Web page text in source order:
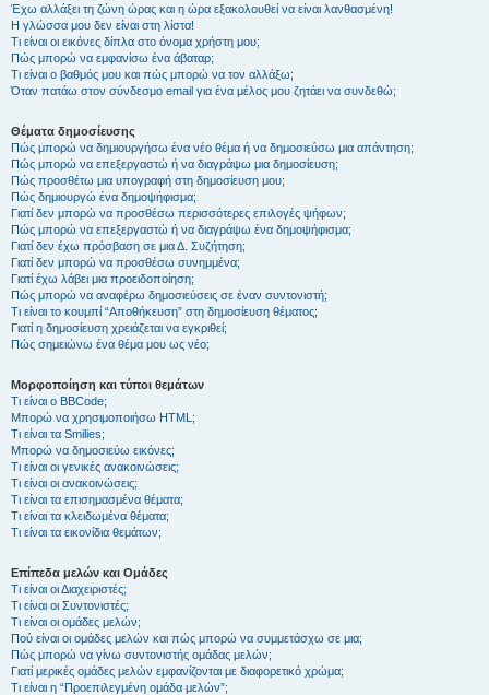
Έχω αλλάξει τη ζώνη ώρας και η ώρα εξακολουθεί να είναι λανθασμένη!
Η γλώσσα μου δεν είναι στη λίστα!
Τι είναι οι εικόνες δίπλα στο όνομα χρήστη μου;
Πώς μπορώ να εμφανίσω ένα άβαταρ;
Τι είναι ο βαθμός μου και πώς μπορώ να τον αλλάξω;
Όταν πατάω στον σύνδεσμο email για ένα μέλος μου ζητάει να συνδεθώ;
Θέματα δημοσίευσης
Πώς μπορώ να δημιουργήσω ένα νέο θέμα ή να δημοσιεύσω μια απάντηση;
Πώς μπορώ να επεξεργαστώ ή να διαγράψω μια δημοσίευση;
Πώς προσθέτω μια υπογραφή στη δημοσίευση μου;
Πώς δημιουργώ ένα δημοψήφισμα;
Γιατί δεν μπορώ να προσθέσω περισσότερες επιλογές ψήφων;
Πώς μπορώ να επεξεργαστώ ή να διαγράψω ένα δημοψήφισμα;
Γιατί δεν έχω πρόσβαση σε μια Δ. Συζήτηση;
Γιατί δεν μπορώ να προσθέσω συνημμένα;
Γιατί έχω λάβει μια προειδοποίηση;
Πώς μπορώ να αναφέρω δημοσιεύσεις σε έναν συντονιστή;
Τι είναι το κουμπί “Αποθήκευση” στη δημοσίευση θέματος;
Γιατί η δημοσίευση χρειάζεται να εγκριθεί;
Πώς σημειώνω ένα θέμα μου ως νέο;
Μορφοποίηση και τύποι θεμάτων
Τι είναι ο BBCode;
Μπορώ να χρησιμοποιήσω HTML;
Τι είναι τα Smilies;
Μπορώ να δημοσιεύω εικόνες;
Τι είναι οι γενικές ανακοινώσεις;
Τι είναι οι ανακοινώσεις;
Τι είναι τα επισημασμένα θέματα;
Τι είναι τα κλειδωμένα θέματα;
Τι είναι τα εικονίδια θεμάτων;
Επίπεδα μελών και Ομάδες
Τι είναι οι Διαχειριστές;
Τι είναι οι Συντονιστές;
Τι είναι οι ομάδες μελών;
Πού είναι οι ομάδες μελών και πώς μπορώ να συμμετάσχω σε μια;
Πώς μπορώ να γίνω συντονιστής ομάδας μελών;
Γιατί μερικές ομάδες μελών εμφανίζονται με διαφορετικό χρώμα;
Τι είναι η “Προεπιλεγμένη ομάδα μελών”;